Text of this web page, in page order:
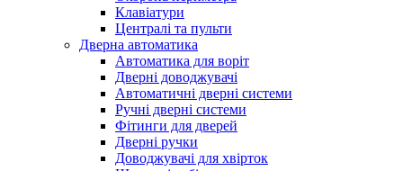
Клавіатури
Централі та пульти
Дверна автоматика
Автоматика для воріт
Дверні доводжувачі
Автоматичні дверні системи
Ручні дверні системи
Фітинги для дверей
Дверні ручки
Доводжувачі для хвірток